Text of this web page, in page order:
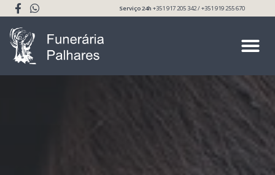
Serviço 24h+351 917 205 342 / +351 919 255 670